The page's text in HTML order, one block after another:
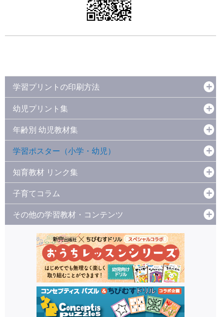
学習プリントの印刷方法
幼児プリント集
年齢別 幼児教材集
学習ポスター（小学・幼児）
知育教材 リンク集
子育てコラム
その他の学習教材・コンテンツ